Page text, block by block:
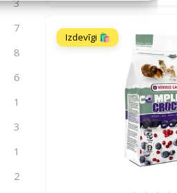
3
7
8
6
1
3
1
2
Izdevīgi 🛍️